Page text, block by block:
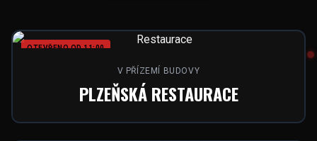
OTEVŘENO OD 11:00
V PŘÍZEMÍ BUDOVY
PLZEŇSKÁ RESTAURACE